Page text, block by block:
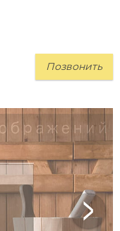
Позвонить